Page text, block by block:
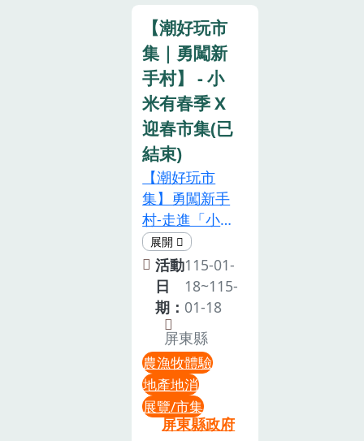
年1月9日想搶
免費採果名
額？想把新手
機帶回家？快
Tag你的好朋
友、好姐妹，
週末就來南投
國姓野餐趣！
活動資訊取自
國姓臺灣精品
咖啡FB
窯、共享香甜
食物與笑聲・
認識田野生
態、小小自然
觀察員認證！
土地教我們的
事比課本多，
幸福的味道，
是親手烤出來
的香氣。
【潮好玩市
集｜勇闖新
手村】 - 小
米有春季 X
迎春市集(已
結束)
【潮好玩市
集】勇闖新手
村-走進「小米
有春季 × 迎春
市集」親子活
動-粒粒是好米
體驗賽，碰碰
爆米香 DIY體
驗，欣賞《快
樂鳥故事劇
團》，春日樂
趣一次收集！
潮厲害的玩家
活動
日
期：
115-01-
18~115-
01-18
屏東縣
農漁牧體驗
地產地消
展覽/市集
屏東縣政府